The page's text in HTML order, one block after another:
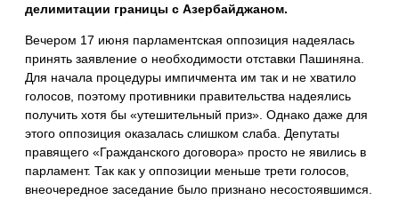
делимитации границы с Азербайджаном.
Вечером 17 июня парламентская оппозиция надеялась
принять заявление о необходимости отставки Пашиняна.
Для начала процедуры импичмента им так и не хватило
голосов, поэтому противники правительства надеялись
получить хотя бы «утешительный приз». Однако даже для
этого оппозиция оказалась слишком слаба. Депутаты
правящего «Гражданского договора» просто не явились в
парламент. Так как у оппозиции меньше трети голосов,
внеочередное заседание было признано несостоявшимся.